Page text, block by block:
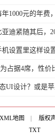
1000元的年费
迪紧随其后，
设置里这样设
占据4席，性
UI设计？或是
XML地图 版权
TXT